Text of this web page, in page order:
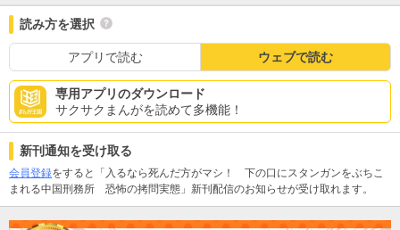
読み方を選択
アプリで読む ウェブで読む
専用アプリのダウンロード
サクサクまんがを読めて多機能！
新刊通知を受け取る
会員登録をすると「入るなら死んだ方がマシ！ 下の口にスタンガンをぶちこ
まれる中国刑務所 恐怖の拷問実態」新刊配信のお知らせが受け取れます。